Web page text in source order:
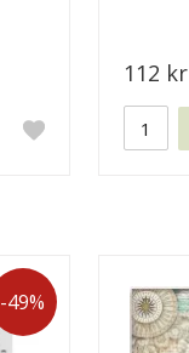
112 kr
-49%